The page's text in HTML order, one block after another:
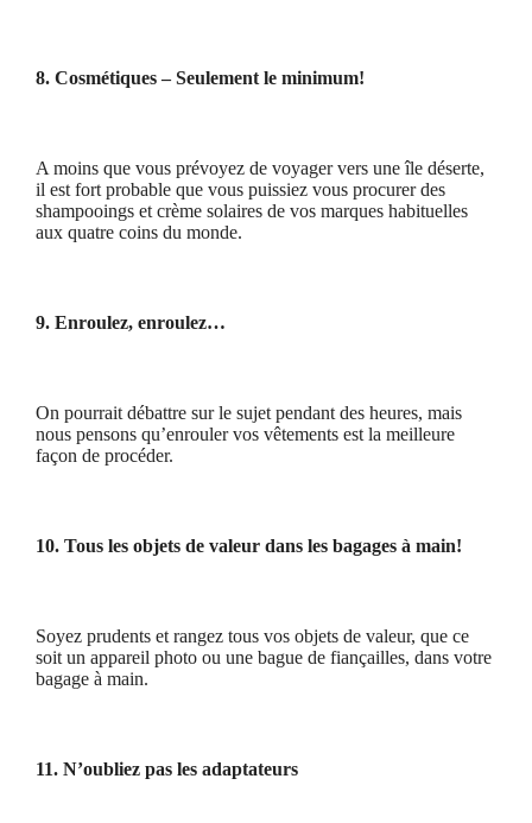
8. Cosmétiques – Seulement le minimum!
A moins que vous prévoyez de voyager vers une île déserte,
il est fort probable que vous puissiez vous procurer des
shampooings et crème solaires de vos marques habituelles
aux quatre coins du monde.
9. Enroulez, enroulez…
On pourrait débattre sur le sujet pendant des heures, mais
nous pensons qu’enrouler vos vêtements est la meilleure
façon de procéder.
10. Tous les objets de valeur dans les bagages à main!
Soyez prudents et rangez tous vos objets de valeur, que ce
soit un appareil photo ou une bague de fiançailles, dans votre
bagage à main.
11. N’oubliez pas les adaptateurs